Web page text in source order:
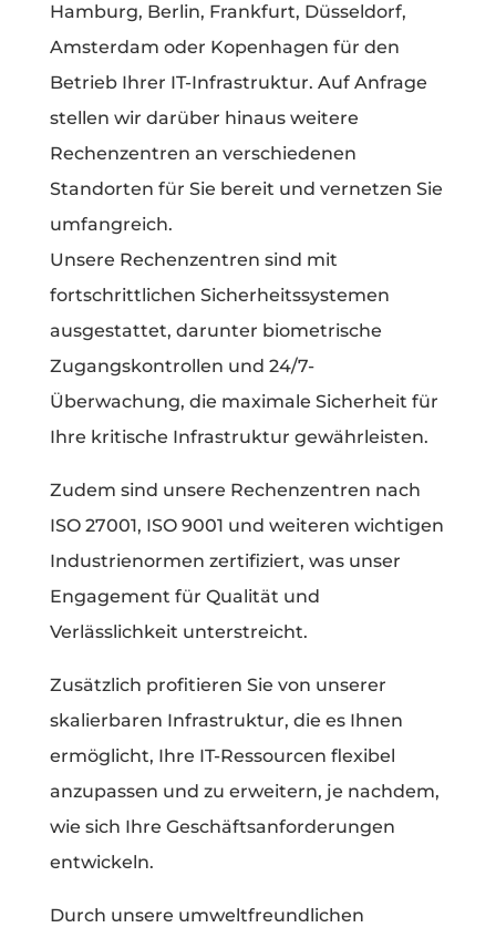
Hamburg, Berlin, Frankfurt, Düsseldorf,
Amsterdam oder Kopenhagen für den
Betrieb Ihrer IT-Infrastruktur. Auf Anfrage
stellen wir darüber hinaus weitere
Rechenzentren an verschiedenen
Standorten für Sie bereit und vernetzen Sie
umfangreich.
Unsere Rechenzentren sind mit
fortschrittlichen Sicherheitssystemen
ausgestattet, darunter biometrische
Zugangskontrollen und 24/7-
Überwachung, die maximale Sicherheit für
Ihre kritische Infrastruktur gewährleisten.
Zudem sind unsere Rechenzentren nach
ISO 27001, ISO 9001 und weiteren wichtigen
Industrienormen zertifiziert, was unser
Engagement für Qualität und
Verlässlichkeit unterstreicht.
Zusätzlich profitieren Sie von unserer
skalierbaren Infrastruktur, die es Ihnen
ermöglicht, Ihre IT-Ressourcen flexibel
anzupassen und zu erweitern, je nachdem,
wie sich Ihre Geschäftsanforderungen
entwickeln.
Durch unsere umweltfreundlichen